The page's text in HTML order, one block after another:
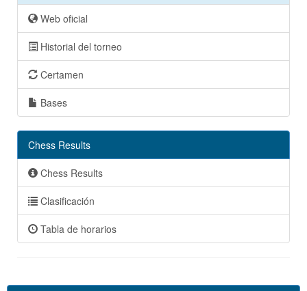
Web oficial
Historial del torneo
Certamen
Bases
Chess Results
Chess Results
Clasificación
Tabla de horarios